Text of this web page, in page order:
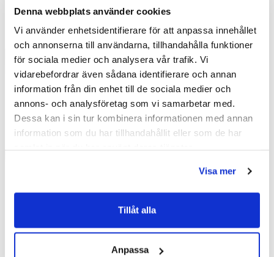
Denna webbplats använder cookies
Vi använder enhetsidentifierare för att anpassa innehållet
och annonserna till användarna, tillhandahålla funktioner
för sociala medier och analysera vår trafik. Vi
vidarebefordrar även sådana identifierare och annan
information från din enhet till de sociala medier och
annons- och analysföretag som vi samarbetar med.
Dessa kan i sin tur kombinera informationen med annan
information som du har tillhandahållit eller som de har
Visa mer
Tillåt alla
Anpassa
Macro Design Crown
Spegelskåp med infälld
Macro Design Crown
Spegelskåp med infälld